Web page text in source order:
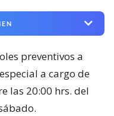
preventivos a
a cargo de
las 20:00 hrs. del